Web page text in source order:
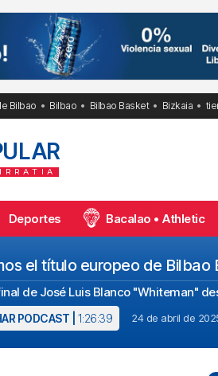
Bilbao Bilbao Bilbao Basket Bizkaia
IRRATIA
Deportes Bacalao • Athletic
el título europeo de
de José Luis Blanco "Whiteman"
PODCAST | 1:26:39 24 de abril de